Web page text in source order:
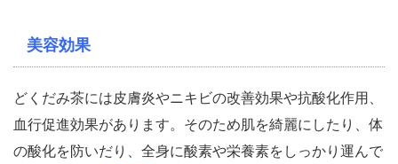
美容効果
どくだみ茶には皮膚炎やニキビの改善効果や抗酸化作用、
血行促進効果があります。そのため肌を綺麗にしたり、体
の酸化を防いだり、全身に酸素や栄養素をしっかり運んで